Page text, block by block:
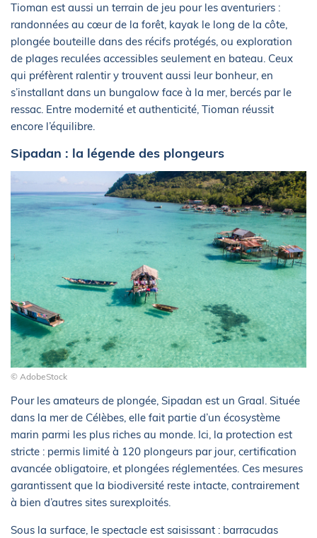
Tioman est aussi un terrain de jeu pour les aventuriers :
randonnées au cœur de la forêt, kayak le long de la côte,
plongée bouteille dans des récifs protégés, ou exploration
de plages reculées accessibles seulement en bateau. Ceux
qui préfèrent ralentir y trouvent aussi leur bonheur, en
s’installant dans un bungalow face à la mer, bercés par le
ressac. Entre modernité et authenticité, Tioman réussit
encore l’équilibre.
Sipadan : la légende des plongeurs
© AdobeStock
Pour les amateurs de plongée, Sipadan est un Graal. Située
dans la mer de Célèbes, elle fait partie d’un écosystème
marin parmi les plus riches au monde. Ici, la protection est
stricte : permis limité à 120 plongeurs par jour, certification
avancée obligatoire, et plongées réglementées. Ces mesures
garantissent que la biodiversité reste intacte, contrairement
à bien d’autres sites surexploités.
Sous la surface, le spectacle est saisissant : barracudas